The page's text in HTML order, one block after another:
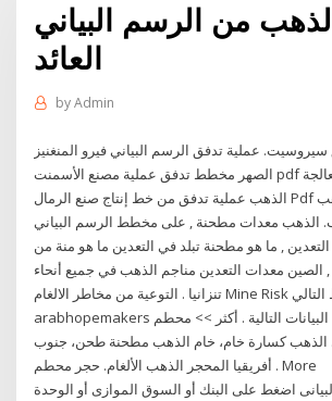
من الرسم البياني
العائد
byAdmin
عملية تدفق الرسم البياني فيرو المنغنيز
الصهر مخطط تدفق عملية مصنع الأسمنت pdf اندونيسيا مصنع معالجة
الذهب عملية تدفق من خط إنتاج صنع الرمال Pdf معدات تعدين الذهب
الذهب معدات مطحنة , على مخطط الرسم البياني
, ما هو مطحنة تبلد في التعدين ما هو منة من
معدات التعدين مناجم الذهب في جميع أنحاء
تنزانيا . ‏التوعية من مخاطر الالغام Mine Risk خلال الرابط التالي
arabhopemakers وتعبئة البيانات التالية . أكثر >> محطم
98.130.164.66. الذهب كسارة خام، خام الذهب مطحنة طحن، جنوب
أفريقيا المحجر الذهب الألغام. حجر محطم . More
اضغط على البنك أو السوق الموازى أو الوحدة